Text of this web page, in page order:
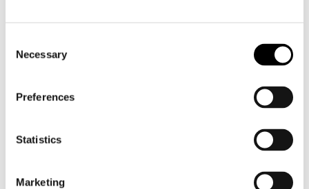
Selection
Necessary
Preferences
Statistics
Marketing